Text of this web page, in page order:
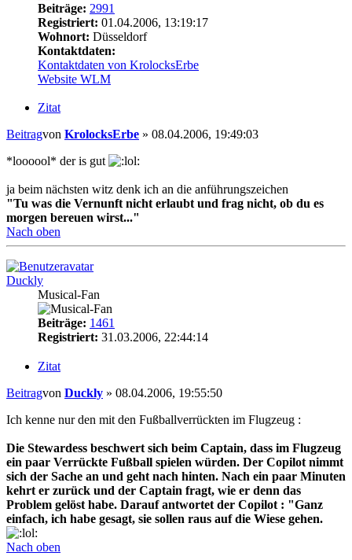
Beiträge: 2991
Registriert: 01.04.2006, 13:19:17
Wohnort: Düsseldorf
Kontaktdaten:
Kontaktdaten von KrolocksErbe
Website WLM
Zitat
Beitragvon KrolocksErbe » 08.04.2006, 19:49:03
*loooool* der is gut
ja beim nächsten witz denk ich an die anführungszeichen
"Tu was die Vernunft nicht erlaubt und frag nicht, ob du es
morgen bereuen wirst..."
Nach oben
Duckly
Musical-Fan
Beiträge: 1461
Registriert: 31.03.2006, 22:44:14
Zitat
Beitragvon Duckly » 08.04.2006, 19:55:50
Ich kenne nur den mit den Fußballverrückten im Flugzeug :
Die Stewardess beschwert sich beim Captain, dass im Flugzeug
ein paar Verrückte Fußball spielen würden. Der Copilot nimmt
sich der Sache an und geht nach hinten. Nach ein paar Minuten
kehrt er zurück und der Captain fragt, wie er denn das
Problem gelöst habe. Darauf antwortet der Copilot : "Ganz
einfach, ich habe gesagt, sie sollen raus auf die Wiese gehen.
Nach oben